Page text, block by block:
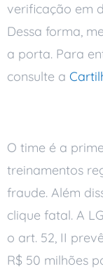
verificação em
Dessa forma,
a porta. Para
consulte a
O time é a
treinamentos
fraude. Além
clique fatal. A
o art. 52, II
R$ 50 milhões